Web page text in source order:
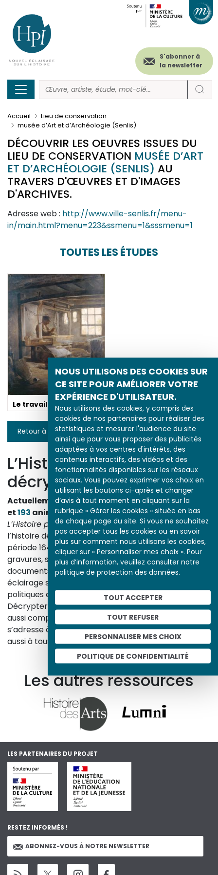
NOUS UTILISONS DES COOKIES SUR
CE SITE POUR AMÉLIORER VOTRE
EXPÉRIENCE D'UTILISATEUR.
Nous utilisons des cookies, y compris des
cookies de nos partenaires pour réaliser des
statistiques et mesurer l'audience du site
ainsi que pour vous proposer des publicités
adaptées à vos centres d'intérêts, des
contenus interactifs, des vidéos et des
fonctionnalités disponibles sur les réseaux
sociaux. Vous pouvez exprimer vos choix en
utilisant les boutons ci-après et changer
d’avis à tout moment en cliquant sur la
rubrique « Gérer les cookies » située en bas
de chaque page du site. Si vous ne souhaitez
pas accepter tous les cookies ou en savoir
plus sur comment nous utilisons les cookies,
cliquer sur « Personnaliser mes choix ». Pour
plus d’information, veuillez consulter notre
politique de protection des données.
TOUT ACCEPTER
TOUT REFUSER
PERSONNALISER MES CHOIX
POLITIQUE DE CONFIDENTIALITÉ
contenu
principal
Menu
secondaire
(header)
S'abonner à
la newsletter
Accueil
Lieu de conservation
musée d’Art et d’Archéologie (Senlis)
DÉCOUVRIR LES OEUVRES ISSUES DU
LIEU DE CONSERVATION MUSÉE D’ART
ET D’ARCHÉOLOGIE (SENLIS) AU
TRAVERS D'ŒUVRES ET D'IMAGES
D'ARCHIVES.
Adresse web : http://www.ville-senlis.fr/menu-
in/main.html?menu=223&ssmenu=1&sssmenu=1
TOUTES LES ÉTUDES
Le travail à domicile
Retour à la liste
L’Histoire par l’image
décrypte l’histoire
Actuellement en ligne3153œuvres,1748études
et193 animations.
L’Histoire par l’imageexplore les événements de
l’histoire de France et les évolutions majeures de la
période 1643-1945. À travers des peintures, dessins,
gravures, sculptures, photographies, affiches,
documents d’archives, nos études proposent un
éclairage sur les réalités sociales, économiques,
politiques et culturelles d’une époque.
Décrypter les images et les événements d’hier, c’est
aussi comprendre ceux d’aujourd’hui. Un site qui
s’adresse à tous, famille, enseignants, élèves… mais
aussi à tous les curieux, amateurs d’art et d’histoire.
En savoir plus sur le projet
Les autres ressources
LES PARTENAIRES DU PROJET
RESTEZ INFORMÉS !
ABONNEZ-VOUS À NOTRE NEWSLETTER